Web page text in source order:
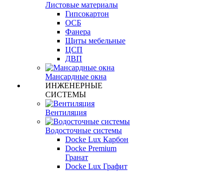
Листовые материалы
Гипсокартон
ОСБ
Фанера
Щиты мебельные
ЦСП
ДВП
Мансардные окна
ИНЖЕНЕРНЫЕ
СИСТЕМЫ
Вентиляция
Водосточные системы
Docke Lux Карбон
Docke Premium
Гранат
Docke Lux Графит